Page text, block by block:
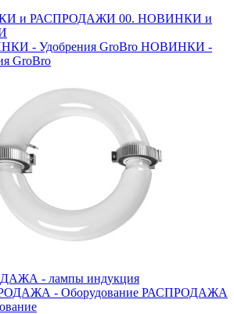
00. НОВИНКИ и
НОВИНКИ -
GroBro
- лампы индукция
РАСПРОДАЖА